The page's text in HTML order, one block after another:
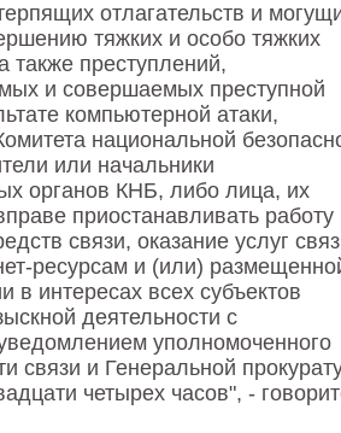
отлагательств и
тяжких и особо тяжких
также преступлений,
и совершаемых преступной
компьютерной атаки,
национальной
или начальники
органов КНБ, либо лица, их
приостанавливать работу
связи, оказание услуг
ресурсам и (или)
в интересах всех субъектов
деятельности с
уполномоченного
связи и Генеральной
четырех часов", -